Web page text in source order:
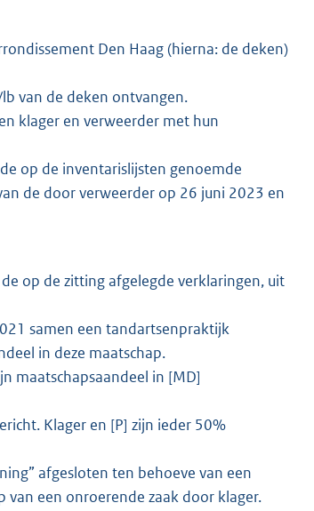
Den Haag (hierna: de deken)
van de deken ontvangen.
klager en verweerder met hun
op de inventarislijsten genoemde
de door verweerder op 26 juni 2023 en
op de zitting afgelegde verklaringen, uit
samen een tandartsenpraktijk
in deze maatschap.
maatschapsaandeel in [MD]
Klager en [P] zijn ieder 50%
afgesloten ten behoeve van een
een onroerende zaak door klager.